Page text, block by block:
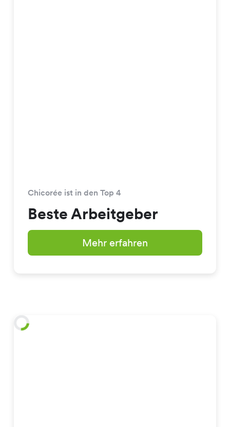
Chicorée ist in den Top 4
Beste Arbeitgeber
Mehr erfahren